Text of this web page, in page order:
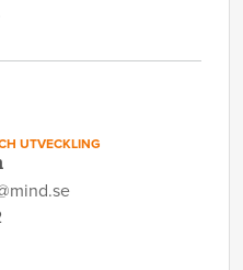
UTVECKLING